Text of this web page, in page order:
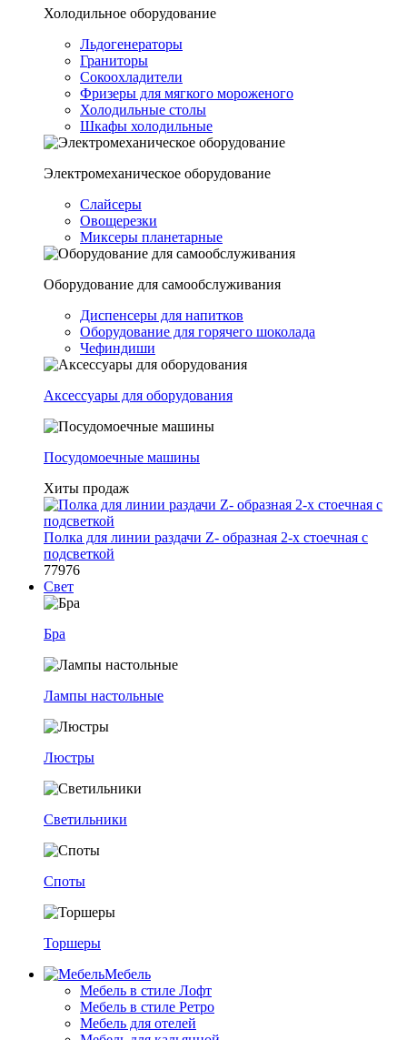
Холодильное оборудование
Льдогенераторы
Граниторы
Сокоохладители
Фризеры для мягкого мороженого
Холодильные столы
Шкафы холодильные
Электромеханическое оборудование
Слайсеры
Овощерезки
Миксеры планетарные
Оборудование для самообслуживания
Диспенсеры для напитков
Оборудование для горячего шоколада
Чефиндиши
Аксессуары для оборудования
Посудомоечные машины
Хиты продаж
Полка для линии раздачи Z- образная 2-х стоечная с
подсветкой
77976
Свет
Бра
Лампы настольные
Люстры
Светильники
Споты
Торшеры
Мебель
Мебель в стиле Лофт
Мебель в стиле Ретро
Мебель для отелей